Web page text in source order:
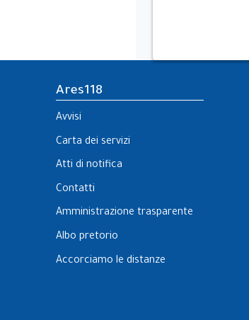
Ares118
Avvisi
Carta dei servizi
Atti di notifica
Contatti
Amministrazione trasparente
Albo pretorio
Accorciamo le distanze